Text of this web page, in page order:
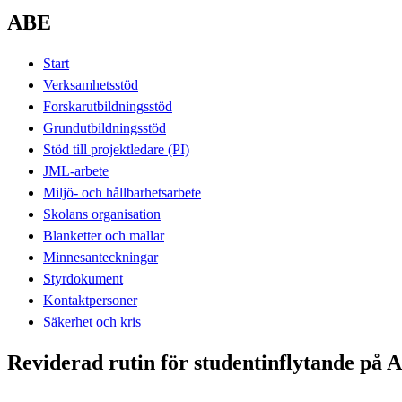
ABE
Start
Verksamhetsstöd
Forskarutbildningsstöd
Grundutbildningsstöd
Stöd till projektledare (PI)
JML-arbete
Miljö- och hållbarhetsarbete
Skolans organisation
Blanketter och mallar
Minnesanteckningar
Styrdokument
Kontaktpersoner
Säkerhet och kris
Reviderad rutin för studentinflytande på